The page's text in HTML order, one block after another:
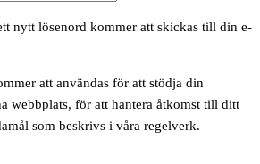
nytt lösenord kommer att skickas till din e-
att användas för att stödja din
webbplats, för att hantera åtkomst till ditt
som beskrivs i våra regelverk.